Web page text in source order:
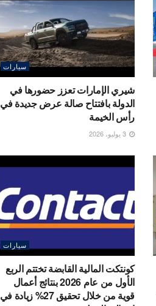
سيارات
شيري الإمارات تعزز حضورها في
الدولة بافتتاح صالة عرض جديدة في
رأس الخيمة
سيارات
كونتكت المالية القابضة تختتم الربع
الأول من عام 2026 بنتائج أعمال
قوية من خلال تحقيق 27% زيادة في